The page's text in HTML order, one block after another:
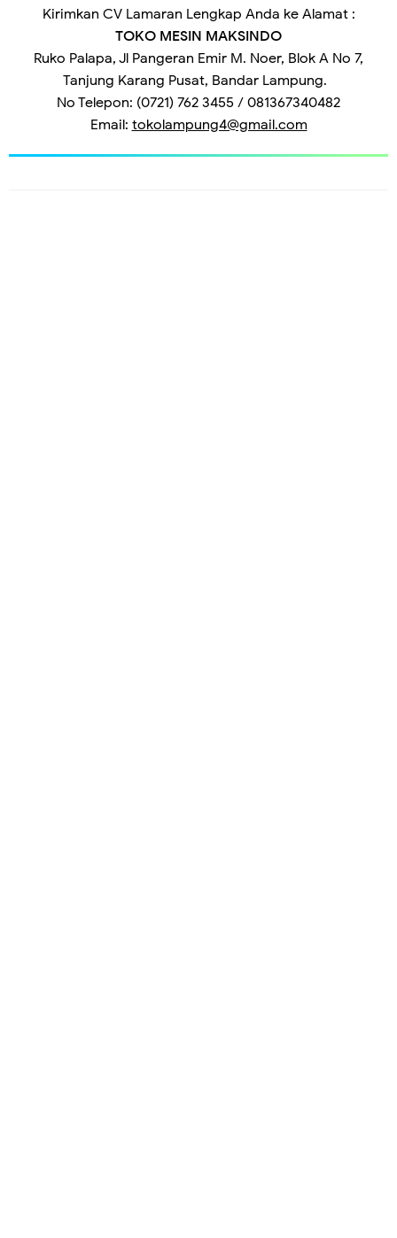
Kirimkan CV Lamaran Lengkap Anda ke Alamat :
TOKO MESIN MAKSINDO
Ruko Palapa, Jl Pangeran Emir M. Noer, Blok A No 7,
Tanjung Karang Pusat, Bandar Lampung.
No Telepon: (0721) 762 3455 / 081367340482
Email: tokolampung4@gmail.com